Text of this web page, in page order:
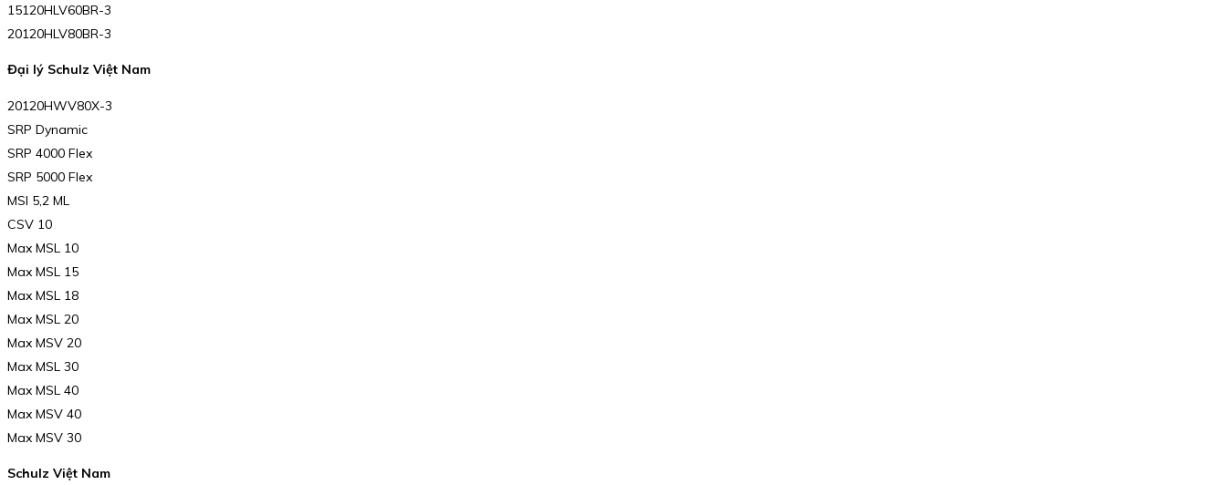
15120HLV60BR-3
20120HLV80BR-3
Đại lý Schulz Việt Nam
20120HWV80X-3
SRP Dynamic
SRP 4000 Flex
SRP 5000 Flex
MSI 5,2 ML
CSV 10
Max MSL 10
Max MSL 15
Max MSL 18
Max MSL 20
Max MSV 20
Max MSL 30
Max MSL 40
Max MSV 40
Max MSV 30
Schulz Việt Nam